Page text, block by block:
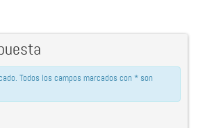
Todos los campos marcados con * son